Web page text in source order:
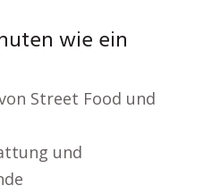
wie ein
Street Food und
und